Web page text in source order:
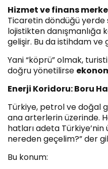
Hizmet ve finans
Ticaretin döndüğü
lojistikten
gelişir. Bu da istihdam ve
Yani “köprü” olmak,
doğru yönetilirse
Enerji Koridoru: Boru
Türkiye, petrol ve doğal
ana arterlerin üzerinde.
hatları adeta
nereden geçelim?” der
Bu konum: